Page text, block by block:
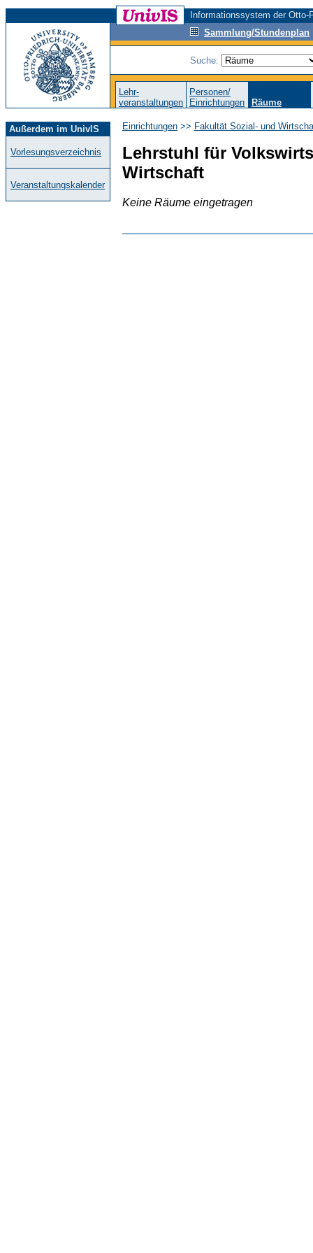
Informationssystem der
Sammlung/Stundenplan
Suche:
Lehr-
veranstaltungen
Personen/
Einrichtungen
Räume
Außerdem im UnivIS
Vorlesungsverzeichnis
Veranstaltungskalender
Einrichtungen >> Fakultät Sozial- und
Lehrstuhl für
Wirtschaft
Keine Räume eingetragen